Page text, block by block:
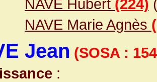
NAVE Hubert (224)
NAVE Marie Agnès
Jean (SOSA :
: